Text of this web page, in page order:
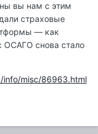
вы нам с этим
страховые
— как
ОСАГО снова стало
info/misc/86963.html